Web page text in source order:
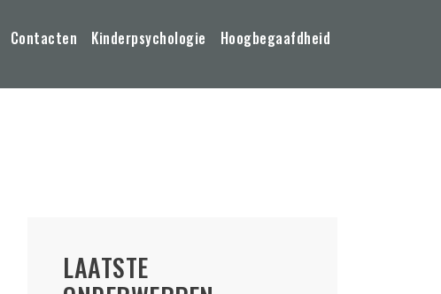
Contacten Kinderpsychologie Hoogbegaafdheid
LAATSTE